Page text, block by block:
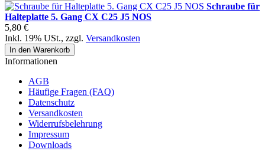
Schraube für
Halteplatte 5. Gang CX C25 J5 NOS
5,80 €
Inkl. 19% USt., zzgl. Versandkosten
In den Warenkorb
Informationen
AGB
Häufige Fragen (FAQ)
Datenschutz
Versandkosten
Widerrufsbelehrung
Impressum
Downloads